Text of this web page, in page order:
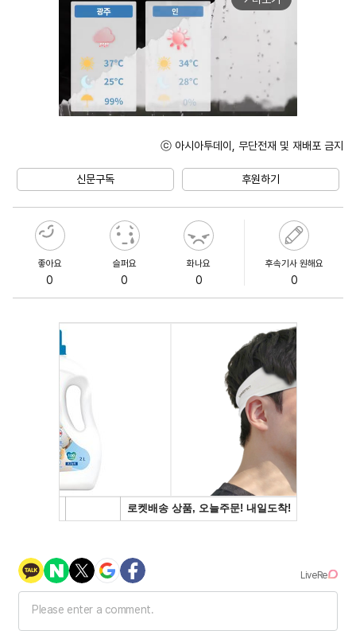
ⓒ 아시아투데이, 무단전재 및 재배포 금지
신문구독 후원하기
좋아요
0
슬퍼요
0
화나요
0
후속기사 원해요
0